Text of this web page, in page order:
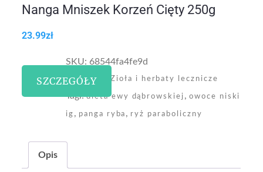
Nanga Mniszek Korzeń Cięty 250g
23.99zł
SZCZEGÓŁY
SKU: 68544fa4fe9d
Kategoria:
Zioła i herbaty lecznicze
Tagi:dieta ewy dąbrowskiej , owoce niski
ig , panga ryba , ryż paraboliczny
Opis